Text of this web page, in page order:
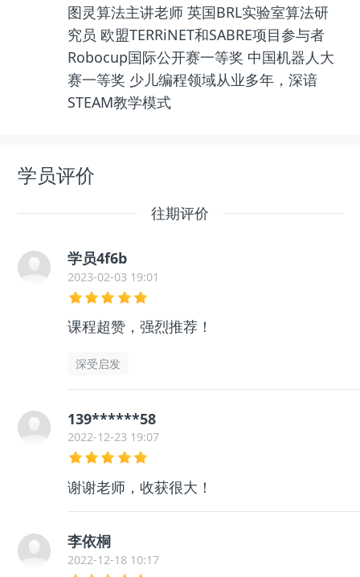
图灵算法主讲老师 英国BRL实验室算法研
究员 欧盟TERRiNET和SABRE项目参与者
Robocup国际公开赛一等奖 中国机器人大
赛一等奖 少儿编程领域从业多年，深谙
STEAM教学模式
学员评价
往期评价
学员4f6b
2023-02-03 19:01
课程超赞，强烈推荐！
深受启发
139******58
2022-12-23 19:07
谢谢老师，收获很大！
李依桐
2022-12-18 10:17